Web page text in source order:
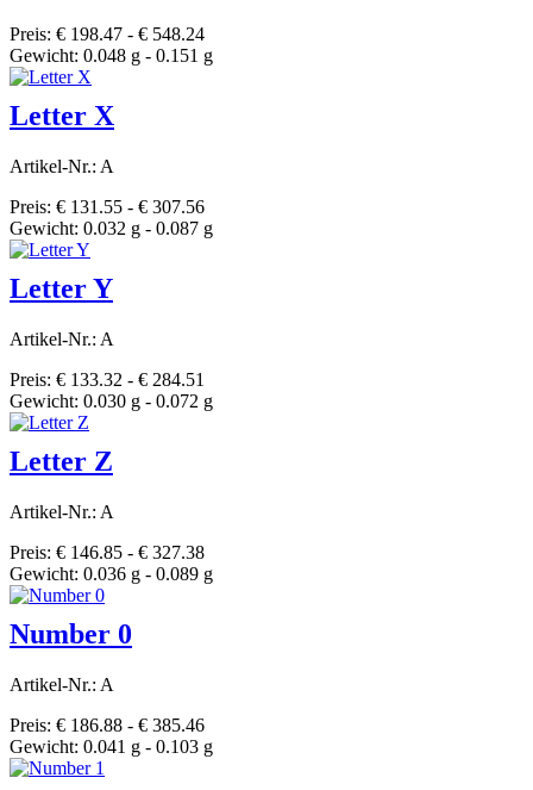
Preis: € 198.47 - € 548.24
Gewicht: 0.048 g - 0.151 g
Letter X
Artikel-Nr.: A
Preis: € 131.55 - € 307.56
Gewicht: 0.032 g - 0.087 g
Letter Y
Artikel-Nr.: A
Preis: € 133.32 - € 284.51
Gewicht: 0.030 g - 0.072 g
Letter Z
Artikel-Nr.: A
Preis: € 146.85 - € 327.38
Gewicht: 0.036 g - 0.089 g
Number 0
Artikel-Nr.: A
Preis: € 186.88 - € 385.46
Gewicht: 0.041 g - 0.103 g